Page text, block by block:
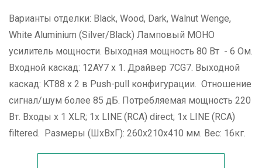
Варианты отделки: Black, Wood, Dark, Walnut Wenge,
White Aluminium (Silver/Black) Ламповый МОНО
усилитель мощности. Выходная мощность 80 Вт - 6 Ом.
Входной каскад: 12AY7 x 1. Драйвер 7CG7. Выходной
каскад: KT88 x 2 в Push-pull конфигурации. Отношение
сигнал/шум более 85 дБ. Потребляемая мощность 220
Вт. Входы х 1 XLR; 1x LINE (RCA) direct; 1x LINE (RCA)
filtered. Размеры (ШхВхГ): 260x210x410 мм. Вес: 16кг.